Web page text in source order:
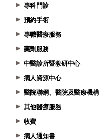
專科門診
預約手術
專職醫療服務
藥劑服務
中醫診所暨教研中心
病人資源中心
醫院聯網、醫院及醫療機構
其他醫療服務
收費
病人通知書